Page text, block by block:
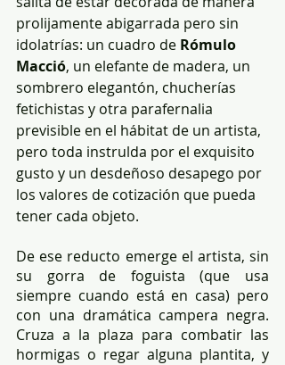
prolijamente abigarrada pero sin
idolatrías: un cuadro de Rómulo
Macció, un elefante de madera, un
sombrero elegantón, chucherías
fetichistas y otra parafernalia
previsible en el hábitat de un artista,
pero toda instrulda por el exquisito
gusto y un desdeñoso desapego por
los valores de cotización que pueda
tener cada objeto.
De ese reducto emerge el artista, sin
su gorra de foguista (que usa
siempre cuando está en casa) pero
con una dramática campera negra.
Cruza a la plaza para combatir las
hormigas o regar alguna plantita, y